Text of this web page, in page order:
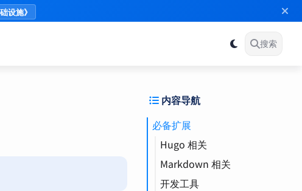
设施》
搜索
内容导航
必备扩展
Hugo 相关
Markdown 相关
开发工具